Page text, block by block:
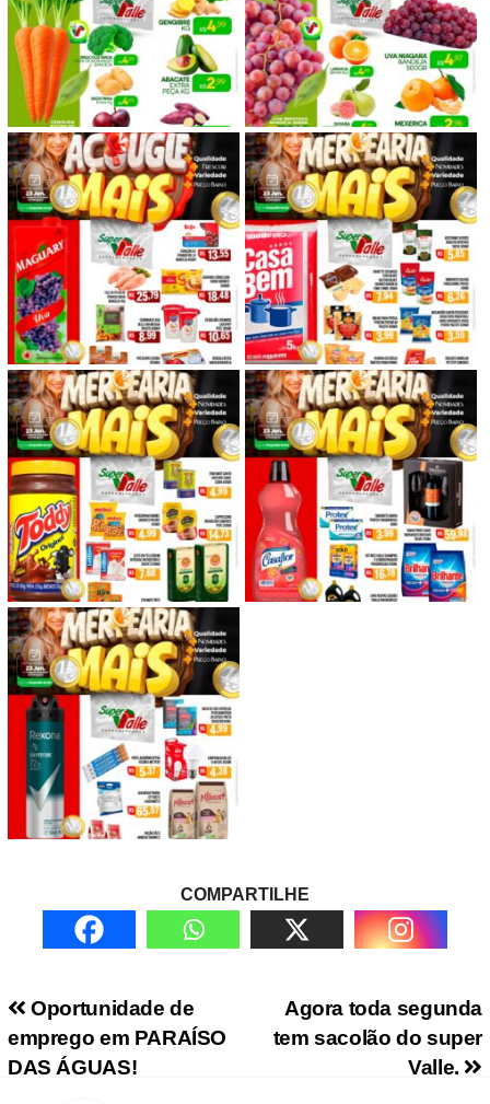
COMPARTILHE
Navegação de PostAgora toda segunda
tem sacolão do super
Valle.
Oportunidade de
emprego em PARAÍSO
DAS ÁGUAS!